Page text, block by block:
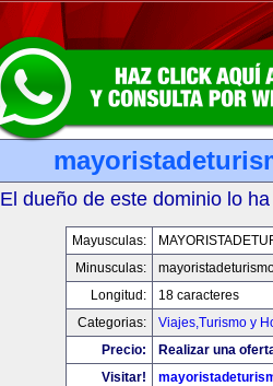
El dueño de este dominio lo
Mayusculas:
Minusculas:
Longitud:
18 caracteres
Categorias:
Viajes,Turismo y
Precio:
Realizar una
Visitar!